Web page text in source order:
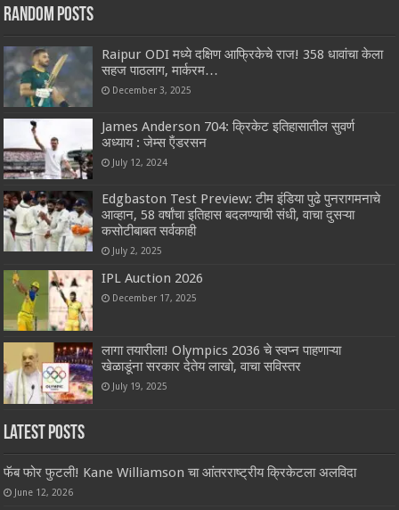
Random Posts
Raipur ODI मध्ये दक्षिण आफ्रिकेचे राज! 358 धावांचा केला
सहज पाठलाग, मार्करम…
December 3, 2025
James Anderson 704: क्रिकेट इतिहासातील सुवर्ण
अध्याय : जेम्स ऍंडरसन
July 12, 2024
Edgbaston Test Preview: टीम इंडिया पुढे पुनरागमनाचे
आव्हान, 58 वर्षांचा इतिहास बदलण्याची संधी, वाचा दुसऱ्या
कसोटीबाबत सर्वकाही
July 2, 2025
IPL Auction 2026
December 17, 2025
लागा तयारीला! Olympics 2036 चे स्वप्न पाहणाऱ्या
खेळाडूंना सरकार देतेय लाखो, वाचा सविस्तर
July 19, 2025
Latest Posts
फॅब फोर फुटली! Kane Williamson चा आंतरराष्ट्रीय क्रिकेटला अलविदा
June 12, 2026